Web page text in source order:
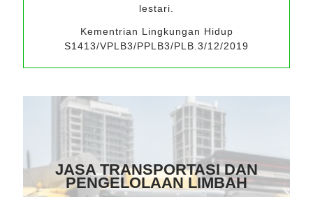
lestari.
Kementrian Lingkungan Hidup
S1413/VPLB3/PPLB3/PLB.3/12/2019
JASA TRANSPORTASI DAN
PENGELOLAAN LIMBAH